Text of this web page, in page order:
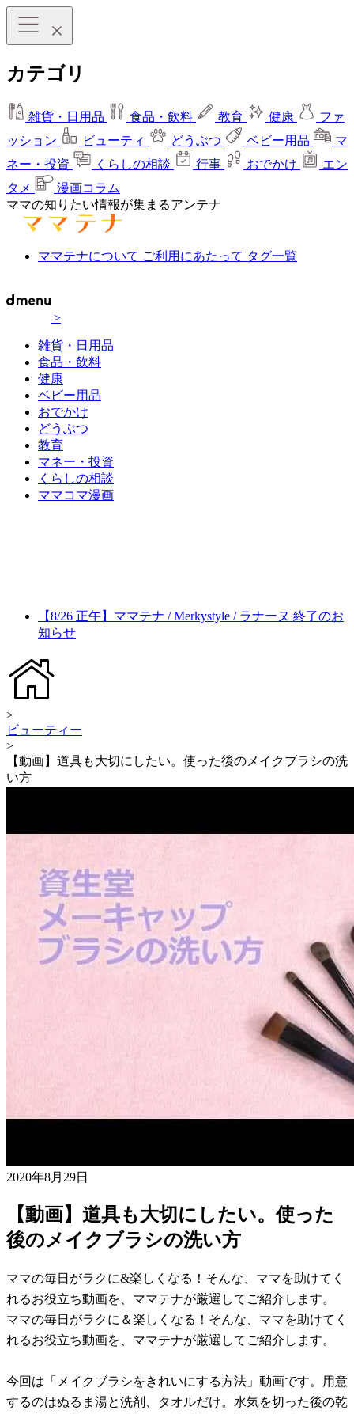
カテゴリ
雑貨・日用品 食品・飲料 教育 健康
ファ
ッション
ビューティ どうぶつ ベビー用品
マ
ネー・投資
くらしの相談 行事 おでかけ
エン
タメ
漫画コラム
ママの知りたい情報が集まるアンテナ
ママテナについて ご利用にあたって タグ一覧
>
雑貨・日用品
食品・飲料
健康
ベビー用品
おでかけ
どうぶつ
教育
マネー・投資
くらしの相談
ママコマ漫画
【8/26 正午】ママテナ / Merkystyle / ラナーヌ 終了のお
知らせ
>
ビューティー
>
【動画】道具も大切にしたい。使った後のメイクブラシの洗
い方
2020年8月29日
【動画】道具も大切にしたい。使った
後のメイクブラシの洗い方
ママの毎日がラクに&楽しくなる！そんな、ママを助けてく
れるお役立ち動画を、ママテナが厳選してご紹介します。
ママの毎日がラクに＆楽しくなる！そんな、ママを助けてく
れるお役立ち動画を、ママテナが厳選してご紹介します。
今回は「メイクブラシをきれいにする方法」動画です。用意
するのはぬるま湯と洗剤、タオルだけ。水気を切った後の乾